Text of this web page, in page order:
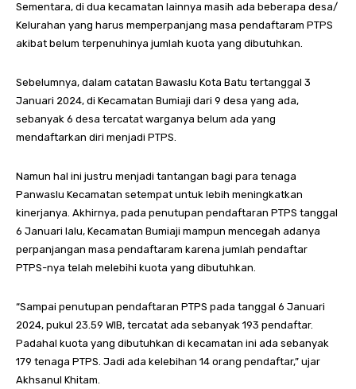
Sementara, di dua kecamatan lainnya masih ada beberapa desa/
Kelurahan yang harus memperpanjang masa pendaftaram PTPS
akibat belum terpenuhinya jumlah kuota yang dibutuhkan.
Sebelumnya, dalam catatan Bawaslu Kota Batu tertanggal 3
Januari 2024, di Kecamatan Bumiaji dari 9 desa yang ada,
sebanyak 6 desa tercatat warganya belum ada yang
mendaftarkan diri menjadi PTPS.
Namun hal ini justru menjadi tantangan bagi para tenaga
Panwaslu Kecamatan setempat untuk lebih meningkatkan
kinerjanya. Akhirnya, pada penutupan pendaftaran PTPS tanggal
6 Januari lalu, Kecamatan Bumiaji mampun mencegah adanya
perpanjangan masa pendaftaram karena jumlah pendaftar
PTPS-nya telah melebihi kuota yang dibutuhkan.
“Sampai penutupan pendaftaran PTPS pada tanggal 6 Januari
2024, pukul 23.59 WIB, tercatat ada sebanyak 193 pendaftar.
Padahal kuota yang dibutuhkan di kecamatan ini ada sebanyak
179 tenaga PTPS. Jadi ada kelebihan 14 orang pendaftar,” ujar
Akhsanul Khitam.